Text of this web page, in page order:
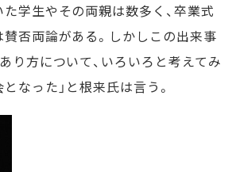
学生やその両親は数多く、卒業式
否両論がある。しかしこの出来事
り方について、いろいろと考えてみ
なった」と根来氏は言う。